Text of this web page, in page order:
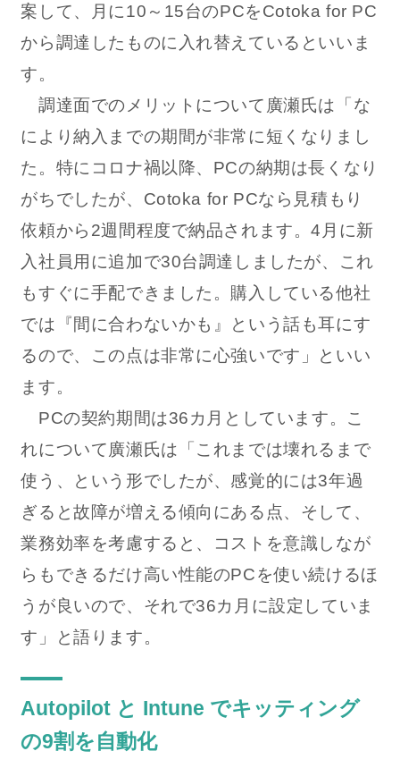
案して、月に10～15台のPCをCotoka for PC
から調達したものに入れ替えているといいま
す。
調達面でのメリットについて廣瀬氏は「な
により納入までの期間が非常に短くなりまし
た。特にコロナ禍以降、PCの納期は長くなり
がちでしたが、Cotoka for PCなら見積もり
依頼から2週間程度で納品されます。4月に新
入社員用に追加で30台調達しましたが、これ
もすぐに手配できました。購入している他社
では『間に合わないかも』という話も耳にす
るので、この点は非常に心強いです」といい
ます。
PCの契約期間は36カ月としています。こ
れについて廣瀬氏は「これまでは壊れるまで
使う、という形でしたが、感覚的には3年過
ぎると故障が増える傾向にある点、そして、
業務効率を考慮すると、コストを意識しなが
らもできるだけ高い性能のPCを使い続けるほ
うが良いので、それで36カ月に設定していま
す」と語ります。
Autopilot と Intune でキッティング
の9割を自動化